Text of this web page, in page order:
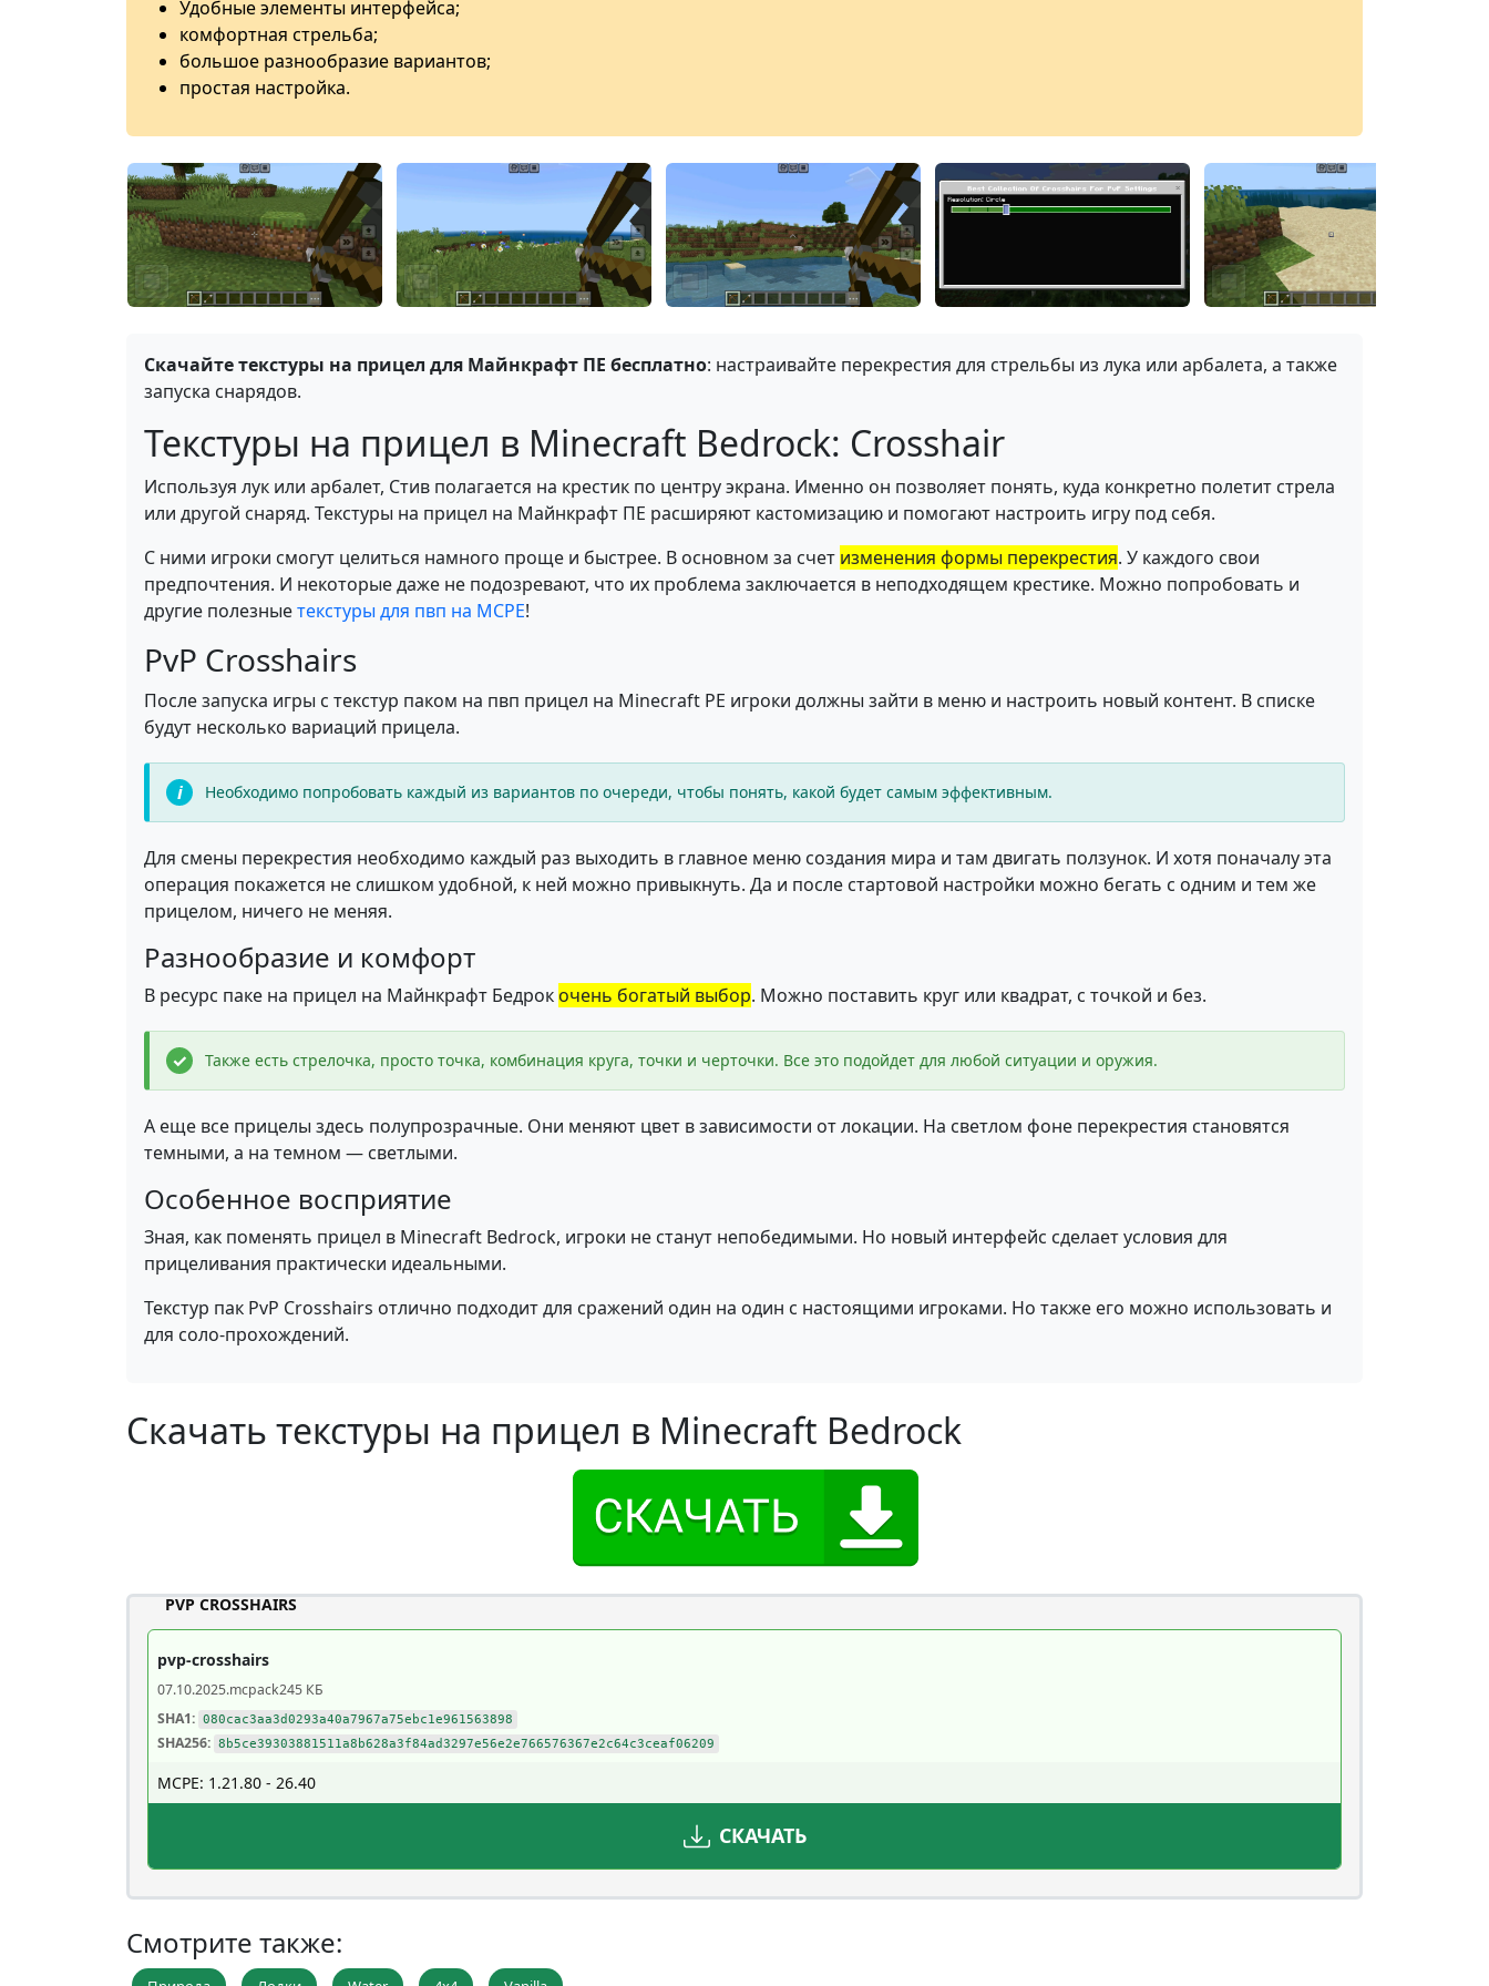
Удобные элементы интерфейса;
комфортная стрельба;
большое разнообразие вариантов;
простая настройка.
Скачайте текстуры на прицел для Майнкрафт ПЕ бесплатно: настраивайте перекрестия для стрельбы из лука или арбалета, а также
запуска снарядов.
Текстуры на прицел в Minecraft Bedrock: Crosshair
Используя лук или арбалет, Стив полагается на крестик по центру экрана. Именно он позволяет понять, куда конкретно полетит стрела
или другой снаряд. Текстуры на прицел на Майнкрафт ПЕ расширяют кастомизацию и помогают настроить игру под себя.
С ними игроки смогут целиться намного проще и быстрее. В основном за счет изменения формы перекрестия. У каждого свои
предпочтения. И некоторые даже не подозревают, что их проблема заключается в неподходящем крестике. Можно попробовать и
другие полезныетекстуры для пвп на MCPE!
PvP Crosshairs
После запуска игры с текстур паком на пвп прицел на Minecraft PE игроки должны зайти в меню и настроить новый контент. В списке
будут несколько вариаций прицела.
Необходимо попробовать каждый из вариантов по очереди, чтобы понять, какой будет самым эффективным.
Для смены перекрестия необходимо каждый раз выходить в главное меню создания мира и там двигать ползунок. И хотя поначалу эта
операция покажется не слишком удобной, к ней можно привыкнуть. Да и после стартовой настройки можно бегать с одним и тем же
прицелом, ничего не меняя.
Разнообразие и комфорт
В ресурс паке на прицел на Майнкрафт Бедрок очень богатый выбор. Можно поставить круг или квадрат, с точкой и без.
Также есть стрелочка, просто точка, комбинация круга, точки и черточки. Все это подойдет для любой ситуации и оружия.
А еще все прицелы здесь полупрозрачные. Они меняют цвет в зависимости от локации. На светлом фоне перекрестия становятся
темными, а на темном — светлыми.
Особенное восприятие
Зная, как поменять прицел в Minecraft Bedrock, игроки не станут непобедимыми. Но новый интерфейс сделает условия для
прицеливания практически идеальными.
Текстур пак PvP Crosshairs отлично подходит для сражений один на один с настоящими игроками. Но также его можно использовать и
для соло-прохождений.
Скачать текстуры на прицел в Minecraft Bedrock
PVP CROSSHAIRS
pvp-crosshairs
07.10.2025.mcpack245 КБ
SHA1: 080cac3aa3d0293a40a7967a75ebc1e961563898
SHA256: 8b5ce39303881511a8b628a3f84ad3297e56e2e766576367e2c64c3ceaf06209
MCPE: 1.21.80 - 26.40
СКАЧАТЬ
Смотрите также: